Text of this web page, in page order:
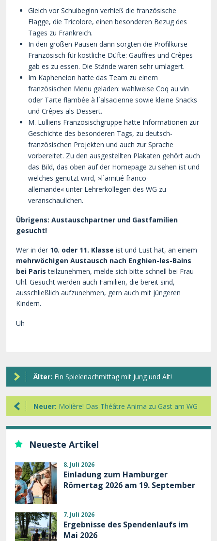
Gleich vor Schulbeginn verhieß die französische
Flagge, die Tricolore, einen besonderen Bezug des
Tages zu Frankreich.
In den großen Pausen dann sorgten die Profilkurse
Französisch für köstliche Düfte: Gauffres und Crêpes
gab es zu essen. Die Stände waren sehr umlagert.
Im Kapheneion hatte das Team zu einem
französischen Menu geladen: wahlweise Coq au vin
oder Tarte flambée à l´alsacienne sowie kleine Snacks
und Crêpes als Dessert.
M. Lulliens Französischgruppe hatte Informationen zur
Geschichte des besonderen Tags, zu deutsch-
französischen Projekten und auch zur Sprache
vorbereitet. Zu den ausgestellten Plakaten gehört auch
das Bild, das oben auf der Homepage zu sehen ist und
welches genutzt wird, »l´amitié franco-
allemande« unter Lehrerkollegen des WG zu
veranschaulichen.
Übrigens: Austauschpartner und Gastfamilien
gesucht!
Wer in der 10. oder 11. Klasse ist und Lust hat, an einem
mehrwöchigen Austausch nach Enghien-les-Bains
bei Paris teilzunehmen, melde sich bitte schnell bei Frau
Uhl. Gesucht werden auch Familien, die bereit sind,
ausschließlich aufzunehmen, gern auch mit jüngeren
Kindern.
Uh
Älter: Ein Spielenachmittag mit Jung und Alt!
Neuer: Molière! Das Théâtre Anima zu Gast am WG
Neueste Artikel
8. Juli 2026
Einladung zum Hamburger
Römertag 2026 am 19. September
7. Juli 2026
Ergebnisse des Spendenlaufs im
Mai 2026